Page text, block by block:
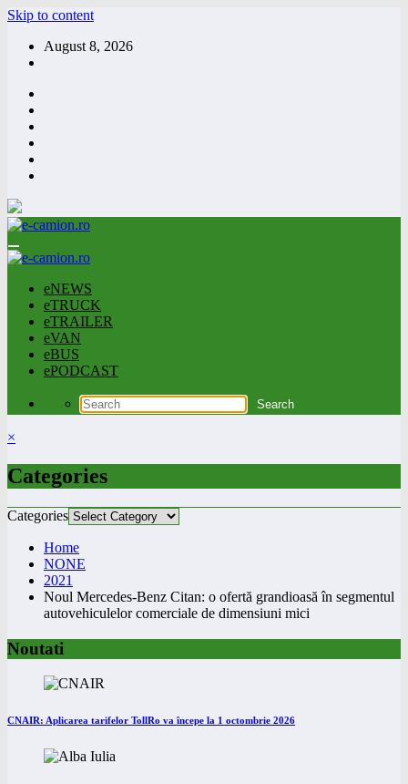
Skip to content
August 8, 2026
eNEWS
eTRUCK
eTRAILER
eVAN
eBUS
ePODCAST
×
Categories
Categories
Home
NONE
2021
Noul Mercedes-Benz Citan: o ofertă grandioasă în segmentul
autovehiculelor comerciale de dimensiuni mici
Noutati
CNAIR: Aplicarea tarifelor TollRo va începe la 1 octombrie 2026